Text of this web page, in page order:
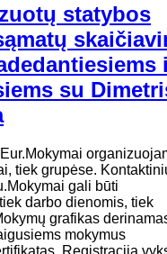
statybos
su
tiek grupėse.
gali būti
darbo dienomis, tiek
grafikas
mokymus
Registracija